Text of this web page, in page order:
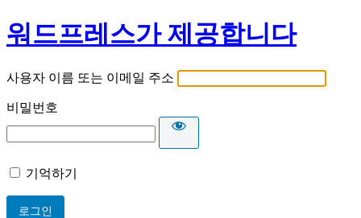
워드프레스가 제공합니다
사용자 이름 또는 이메일 주소
비밀번호
기억하기